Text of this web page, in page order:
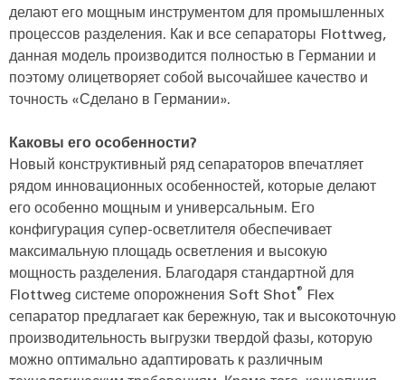
делают его мощным инструментом для промышленных
процессов разделения. Как и все сепараторы Flottweg,
данная модель производится полностью в Германии и
поэтому олицетворяет собой высочайшее качество и
точность «Сделано в Германии».
Каковы его особенности?
Новый конструктивный ряд сепараторов впечатляет
рядом инновационных особенностей, которые делают
его особенно мощным и универсальным. Его
конфигурация супер-осветлителя обеспечивает
максимальную площадь осветления и высокую
мощность разделения. Благодаря стандартной для
Flottweg системе опорожнения Soft Shot® Flex
сепаратор предлагает как бережную, так и высокоточную
производительность выгрузки твердой фазы, которую
можно оптимально адаптировать к различным